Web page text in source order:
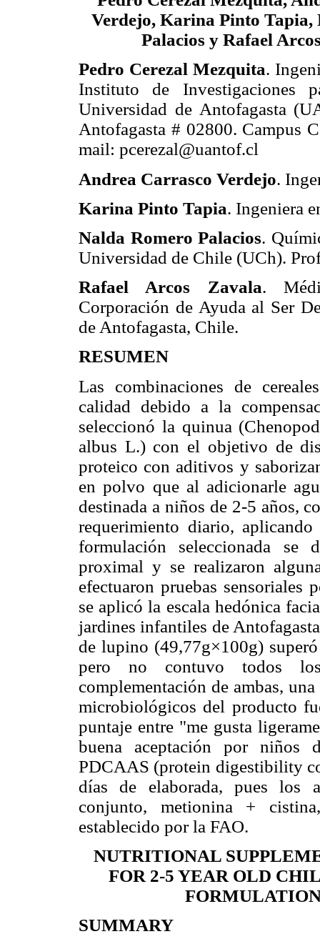
Verdejo, Karina Pinto Tapia,
Palacios y Rafael
Pedro Cerezal Mezquita.
Instituto de Investigaciones
Universidad de Antofagasta
Antofagasta # 02800. Campus
mail: pcerezal@uantof.cl
Andrea Carrasco Verdejo.
Karina Pinto Tapia. Ingeniera
Nalda Romero Palacios.
Universidad de Chile (UCh).
Rafael Arcos Zavala.
Corporación de Ayuda al Ser
de Antofagasta, Chile.
RESUMEN
Las combinaciones de
calidad debido a la
seleccionó la quinua
albus L.) con el objetivo de
proteico con aditivos y
en polvo que al adicionarle
destinada a niños de 2-5 años,
requerimiento diario,
formulación seleccionada se
proximal y se realizaron
efectuaron pruebas sensoriales
se aplicó la escala hedónica
jardines infantiles de
de lupino (49,77g×100g)
pero no contuvo todos los
complementación de ambas,
microbiológicos del producto
puntaje entre "me gusta
buena aceptación por niños
PDCAAS (protein digestibility
días de elaborada, pues los
conjunto, metionina +
establecido por la FAO.
NUTRITIONAL
FOR 2-5 YEAR OLD
SUMMARY